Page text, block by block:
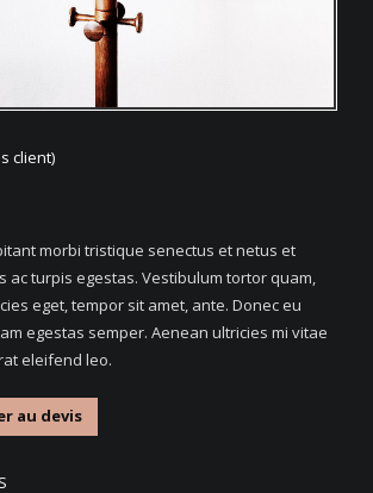
client)
morbi tristique senectus et netus et
ac turpis egestas. Vestibulum tortor quam,
eget, tempor sit amet, ante. Donec eu
egestas semper. Aenean ultricies mi vitae
eleifend leo.
au devis